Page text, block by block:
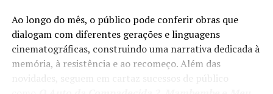
Ao longo do mês, o público pode conferir obras que
dialogam com diferentes gerações e linguagens
cinematográficas, construindo uma narrativa dedicada à
memória, à resistência e ao recomeço. Além das
novidades, seguem em cartaz sucessos de público